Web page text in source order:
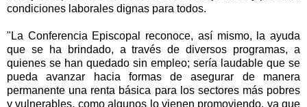
condiciones laborales dignas para todos.
"La Conferencia Episcopal reconoce, así mismo, la ayuda
que se ha brindado, a través de diversos programas, a
quienes se han quedado sin empleo; sería laudable que se
pueda avanzar hacia formas de asegurar de manera
permanente una renta básica para los sectores más pobres
y vulnerables, como algunos lo vienen promoviendo, ya que